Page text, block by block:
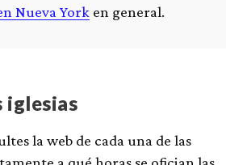
Nueva York en general.
iglesias
la web de cada una de las